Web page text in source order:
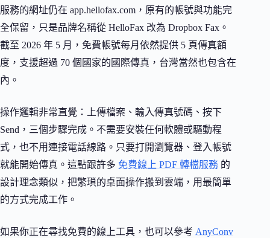
服務的網址仍在 app.hellofax.com，原有的帳號與功能完
全保留，只是品牌名稱從 HelloFax 改為 Dropbox Fax。
截至 2026 年 5 月，免費帳號每月依然提供 5 頁傳真額
度，支援超過 70 個國家的國際傳真，台灣當然也包含在
內。
操作邏輯非常直覺：上傳檔案、輸入傳真號碼、按下
Send，三個步驟完成。不需要安裝任何軟體或驅動程
式，也不用連接電話線路。只要打開瀏覽器、登入帳號
就能開始傳真。這點跟許多 免費線上 PDF 轉檔服務 的
設計理念類似，把繁瑣的桌面操作搬到雲端，用最簡單
的方式完成工作。
如果你正在尋找免費的線上工具，也可以參考 AnyConv